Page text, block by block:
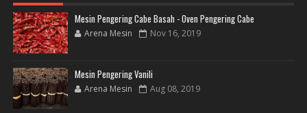
Mesin Pengering Cabe Basah - Oven Pengering Cabe
Arena Mesin Nov 16, 2019
Mesin Pengering Vanili
Arena Mesin Aug 08, 2019